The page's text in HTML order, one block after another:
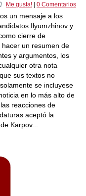
Me gusta! 0 Comentarios
un mensaje a los
Ilyumzhinov y
cierre de
un resumen de
y argumentos, los
otra nota
sus textos no
se incluyese
en lo más alto de
reacciones de
aceptó la
Karpov...